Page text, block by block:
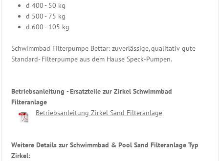
d 400 - 50 kg
d 500 - 75 kg
d 600 - 105 kg
Schwimmbad Filterpumpe Bettar: zuverlässige, qualitativ gute
Standard- Filterpumpe aus dem Hause Speck-Pumpen.
Betriebsanleitung - Ersatzteile zur Zirkel Schwimmbad
Filteranlage
Betriebsanleitung Zirkel Sand Filteranlage
Weitere Details zur Schwimmbad & Pool Sand Filteranlage Typ
Zirkel:
Freizeitliege
Unser
Zubehör
Shop